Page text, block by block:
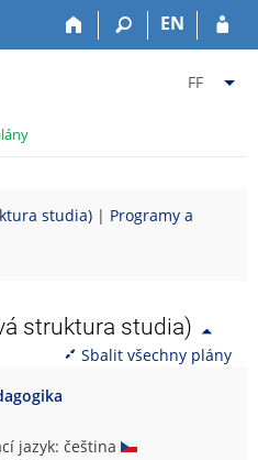
EN
FF
ě
f
l
F
l
studia) | Programy a
struktura studia)
Sbalit všechny plány
jazyk: čeština